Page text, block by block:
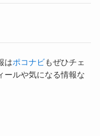
はポコナビもぜひチェ
ールや気になる情報な